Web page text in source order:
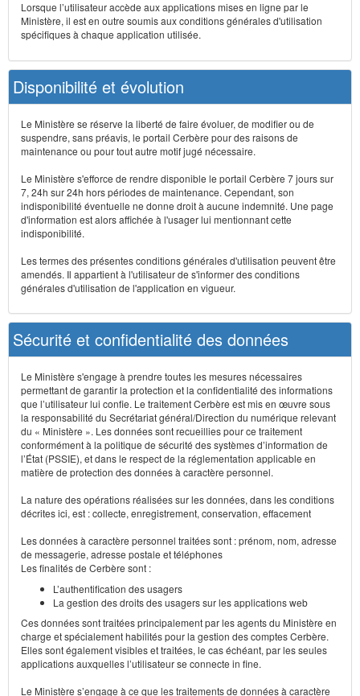
Lorsque l’utilisateur accède aux applications mises en ligne par le
Ministère, il est en outre soumis aux conditions générales d'utilisation
spécifiques à chaque application utilisée.
Disponibilité et évolution
Le Ministère se réserve la liberté de faire évoluer, de modifier ou de
suspendre, sans préavis, le portail Cerbère pour des raisons de
maintenance ou pour tout autre motif jugé nécessaire.
Le Ministère s'efforce de rendre disponible le portail Cerbère 7 jours sur
7, 24h sur 24h hors périodes de maintenance. Cependant, son
indisponibilité éventuelle ne donne droit à aucune indemnité. Une page
d'information est alors affichée à l'usager lui mentionnant cette
indisponibilité.
Les termes des présentes conditions générales d'utilisation peuvent être
amendés. Il appartient à l'utilisateur de s'informer des conditions
générales d'utilisation de l'application en vigueur.
Sécurité et confidentialité des données
Le Ministère s'engage à prendre toutes les mesures nécessaires
permettant de garantir la protection et la confidentialité des informations
que l’utilisateur lui confie. Le traitement Cerbère est mis en œuvre sous
la responsabilité du Secrétariat général/Direction du numérique relevant
du « Ministère ». Les données sont recueillies pour ce traitement
conformément à la politique de sécurité des systèmes d’information de
l’État (PSSIE), et dans le respect de la réglementation applicable en
matière de protection des données à caractère personnel.
La nature des opérations réalisées sur les données, dans les conditions
décrites ici, est : collecte, enregistrement, conservation, effacement
Les données à caractère personnel traitées sont : prénom, nom, adresse
de messagerie, adresse postale et téléphones
Les finalités de Cerbère sont :
L’authentification des usagers
La gestion des droits des usagers sur les applications web
Ces données sont traitées principalement par les agents du Ministère en
charge et spécialement habilités pour la gestion des comptes Cerbère.
Elles sont également visibles et traitées, le cas échéant, par les seules
applications auxquelles l’utilisateur se connecte in fine.
Le Ministère s’engage à ce que les traitements de données à caractère